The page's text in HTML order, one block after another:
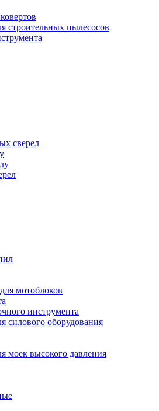
строительных пылесосов
сверел
мотоблоков
инструмента
силового оборудования
моек высокого давления